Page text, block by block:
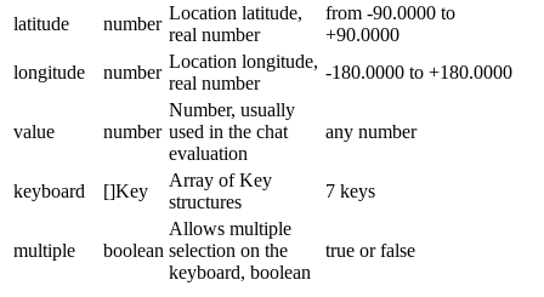
latitude
number
Location latitude,
real number
from -90.0000 to
+90.0000
longitude
number
Location longitude,
real number
-180.0000 to +180.0000
value number
Number, usually
used in the chat
evaluation
any number
keyboard []Key
Array of Key
structures
7 keys
multiple boolean
Allows multiple
selection on the
keyboard, boolean
true or false